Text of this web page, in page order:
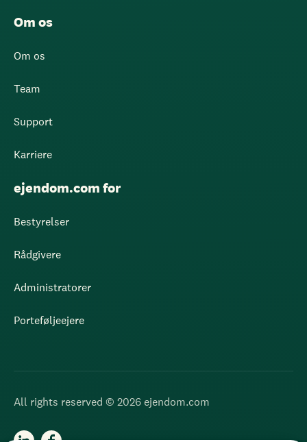
Om os
Om os
Team
Support
Karriere
ejendom.com for
Bestyrelser
Rådgivere
Administratorer
Porteføljeejere
All rights reserved © 2026 ejendom.com